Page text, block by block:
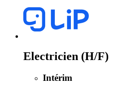
Electricien (H/F)
Intérim